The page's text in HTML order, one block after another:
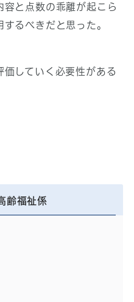
容と点数の乖離が起こら
るべきだと思った。
していく必要性がある
齢福祉係